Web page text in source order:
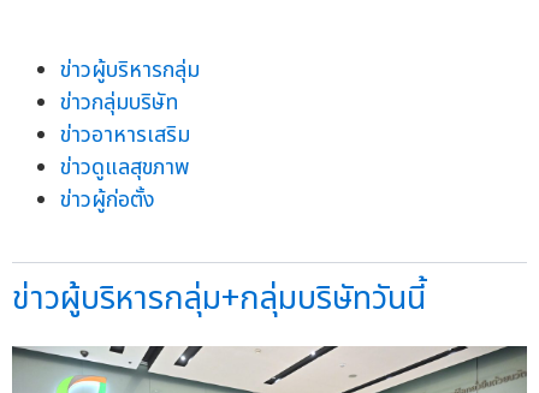
ข่าวผู้บริหารกลุ่ม
ข่าวกลุ่มบริษัท
ข่าวอาหารเสริม
ข่าวดูแลสุขภาพ
ข่าวผู้ก่อตั้ง
ข่าวผู้บริหารกลุ่ม+กลุ่มบริษัทวันนี้